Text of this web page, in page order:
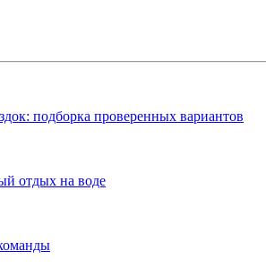
подборка проверенных вариантов
отдых на воде